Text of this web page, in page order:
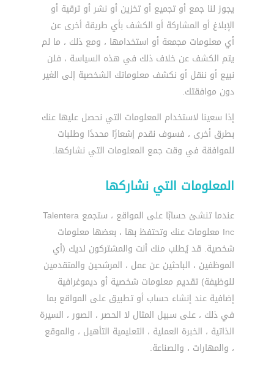
يجوز لنا جمع أو تجميع أو تخزين أو نشر أو ترقية أو
الإبلاغ أو المشاركة أو الكشف بأي طريقة أخرى عن
أي معلومات مجمعة أو استخدامها ، ومع ذلك ، ما لم
يتم الكشف عن خلاف ذلك في هذه السياسة ، فلن
نبيع أو ننقل أو نكشف معلوماتك الشخصية إلى الغير
دون موافقتك.
إذا سعينا لاستخدام المعلومات التي نحصل عليها عنك
بطرق أخرى ، فسوف نقدم إشعارًا محددًا وطلبات
للموافقة في وقت جمع المعلومات التي نشاركها.
المعلومات التي نشاركها
عندما تنشئ حسابًا على المواقع ، ستجمع Talentera
Inc معلومات عنك وتحتفظ بها ، بعضها معلومات
شخصية. قد يُطلب منك أنت والمشتركون لديك (أي
الموظفين ، الباحثين عن عمل ، المرشحين والمتقدمين
للوظيفة) تقديم معلومات شخصية أو ديموغرافية
إضافية عند إنشاء حساب أو تطبيق على المواقع بما
في ذلك ، على سبيل المثال لا الحصر ، الصور ، السيرة
الذاتية ، الخبرة العملية ، التعليمية التأهيل ، والموقع
، والمهارات ، والصناعة.